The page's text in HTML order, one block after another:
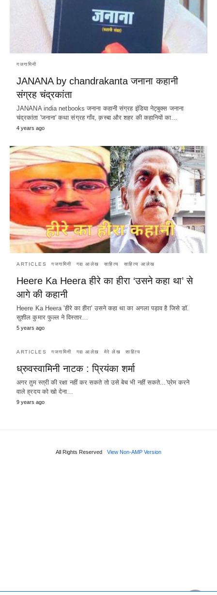
गजगामिनी
JANANA by chandrakanta जनाना कहानी
संग्रह चंद्रकांता
JANANA india netbooks जनाना कहानी संग्रह इंडिया नेट्बुक्स जनाना
चंद्रकांता 'जनाना' कथा संग्रह गाँव, क़स्बा और शहर की कहानियों का…
4 years ago
ARTICLES गजगामिनी गद्य आलेख साहित्य साहित्य आलेख
Heere Ka Heera हीरे का हीरा ‘उसने कहा था’ से
आगे की कहानी
Heere Ka Heera 'हीरे का हीरा' उसने कहा था का अगला पड़ाव है जिसे डॉ.
सुशील कुमार फुल्ल ने विस्तार…
5 years ago
ARTICLES गजगामिनी गद्य आलेख मेरे लेख साहित्य
ध्रुवस्वामिनी नाटक : प्रियंका शर्मा
अगर तुम स्त्री की रक्षा नहीं कर सकते तो उसे बेच भी नहीं सकते...'प्रेम करने
वाले ह्रदय को खो देना…
9 years ago
All Rights Reserved View Non-AMP Version